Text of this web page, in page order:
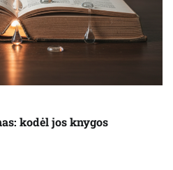
kodėl jos knygos